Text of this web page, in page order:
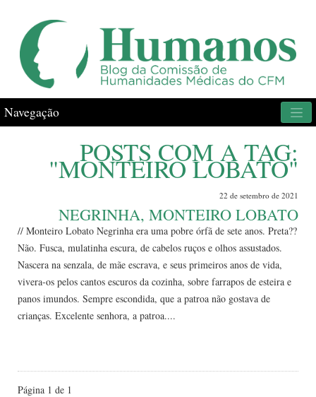
Navegação
POSTS COM A TAG:
"MONTEIRO LOBATO"
22 de setembro de 2021
NEGRINHA, MONTEIRO LOBATO
// Monteiro Lobato Negrinha era uma pobre órfã de sete anos. Preta??
Não. Fusca, mulatinha escura, de cabelos ruços e olhos assustados.
Nascera na senzala, de mãe escrava, e seus primeiros anos de vida,
vivera-os pelos cantos escuros da cozinha, sobre farrapos de esteira e
panos imundos. Sempre escondida, que a patroa não gostava de
crianças. Excelente senhora, a patroa....
Página 1 de 1